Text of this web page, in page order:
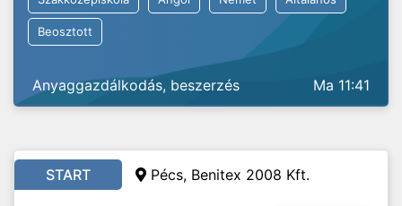
Beosztott
Anyaggazdálkodás, beszerzés Ma 11:41
START Pécs, Benitex 2008 Kft.